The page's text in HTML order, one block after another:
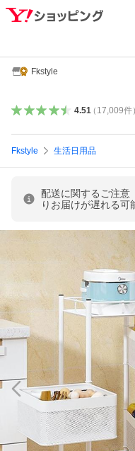
Fkstyle
4.51（ 17,009件
Fkstyle 生活日用品
配送に関するご注
りお届けが遅れる可